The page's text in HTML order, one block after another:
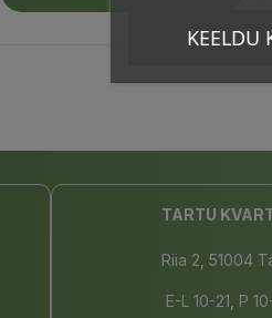
TARTU
Riia 2, 51004
E-L 10-21, P
KEELDU